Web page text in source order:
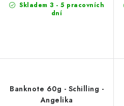
Skladem 3 - 5 pracovních
dní
Banknote 60g - Schilling -
Angelika